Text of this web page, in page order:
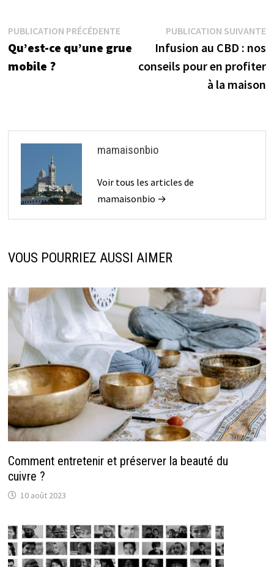
Navigation
de
PUBLICATION PRÉCÉDENTEPublication
précédente :
Qu’est-ce qu’une grue
mobile ?
PUBLICATION SUIVANTE
Infusion au CBD : nos
conseils pour en profiter
à la maison
mamaisonbio
Voir tous les articles de
mamaisonbio →
VOUS POURRIEZ AUSSI AIMER
Comment entretenir et préserver la beauté du
cuivre ?
10 août 2023